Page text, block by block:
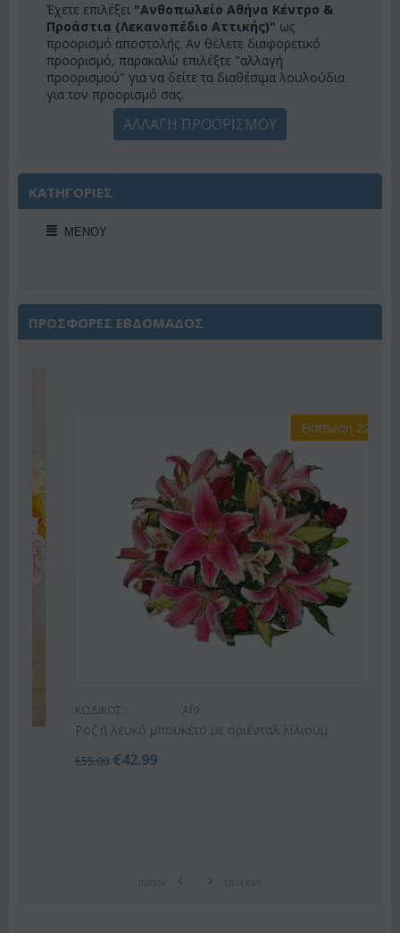
Έχετε επιλέξει "Ανθοπωλείο Αθήνα Κέντρο &
Προάστια (Λεκανοπέδιο Αττικής)" ως
προορισμό αποστολής. Αν θέλετε διαφορετικό
προορισμό, παρακαλώ επιλέξτε "αλλαγή
προορισμού" για να δείτε τα διαθέσιμα λουλούδια
για τον προορισμό σας.
ΑΛΛΑΓΗ ΠΡΟΟΡΙΣΜΟΥ
ΚΑΤΗΓΟΡΙΕΣ
ΜΕΝΟΎ
ΠΡΟΣΦΟΡΕΣ ΕΒΔΟΜΑΔΟΣ
Έκπτωση 22%
ΚΩΔΙΚΟΣ:
Ροζ ή λευκό μπουκέτο με οριένταλ λίλιουμ
55.00 €42.99